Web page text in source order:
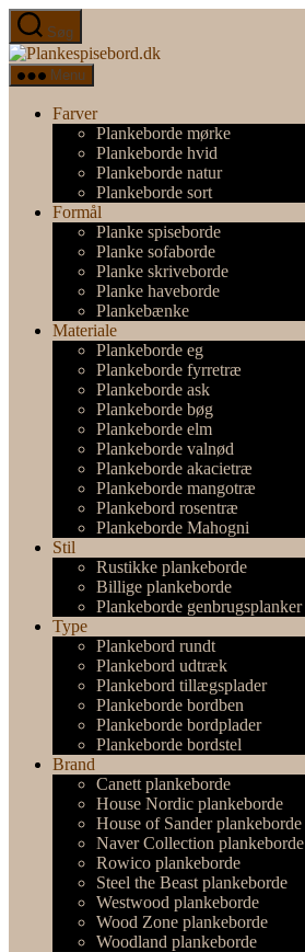
Spring
til
indholdet
Søg
Plankespisebord.dk
Menu
Farver
Plankeborde mørke
Plankeborde hvid
Plankeborde natur
Plankeborde sort
Formål
Planke spiseborde
Planke sofaborde
Planke skriveborde
Planke haveborde
Plankebænke
Materiale
Plankeborde eg
Plankeborde fyrretræ
Plankeborde ask
Plankeborde bøg
Plankeborde elm
Plankeborde valnød
Plankeborde akacietræ
Plankeborde mangotræ
Plankebord rosentræ
Plankeborde Mahogni
Stil
Rustikke plankeborde
Billige plankeborde
Plankeborde genbrugsplanker
Type
Plankebord rundt
Plankebord udtræk
Plankebord tillægsplader
Plankeborde bordben
Plankeborde bordplader
Plankeborde bordstel
Brand
Canett plankeborde
House Nordic plankeborde
House of Sander plankeborde
Naver Collection plankeborde
Rowico plankeborde
Steel the Beast plankeborde
Westwood plankeborde
Wood Zone plankeborde
Woodland plankeborde